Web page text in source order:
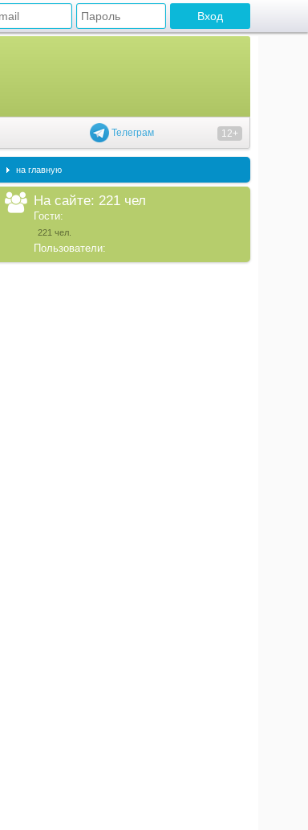
Телеграм 12+
на главную
На сайте: 221 чел
Гости:
221 чел.
Пользователи: